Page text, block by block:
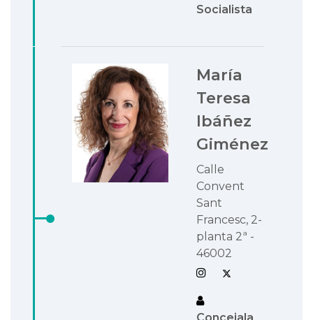
Socialista
María
Teresa
Ibáñez
Giménez
Calle
Convent
Sant
Francesc, 2-
planta 2ª -
46002